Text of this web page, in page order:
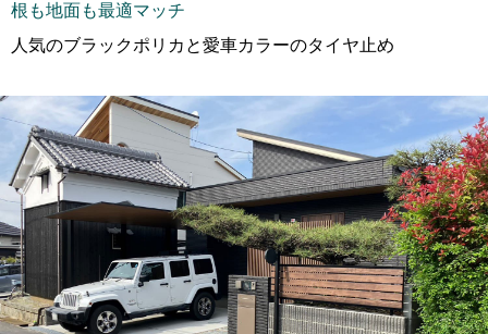
根も地面も最適マッチ
人気のブラックポリカと愛車カラーのタイヤ止め